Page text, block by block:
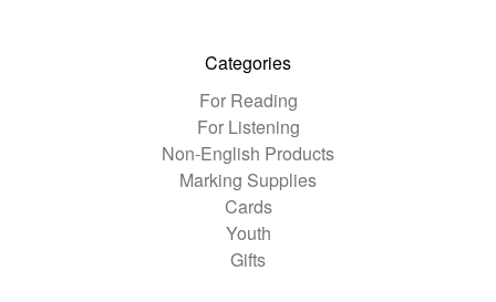
Categories
For Reading
For Listening
Non-English Products
Marking Supplies
Cards
Youth
Gifts